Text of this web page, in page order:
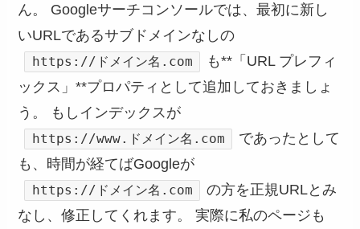
ん。 Googleサーチコンソールでは、最初に新し
いURLであるサブドメインなしの
https://ドメイン名.com
も**「URL プレフィ
ックス」**プロパティとして追加しておきましょ
う。 もしインデックスが
https://www.ドメイン名.com
であったとして
も、時間が経てばGoogleが
https://ドメイン名.com
の方を正規URLとみ
なし、修正してくれます。 実際に私のページも